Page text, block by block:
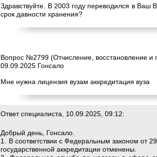
Здравствуйте. В 2003 году переводился в Ваш
срок давности хранения?
Вопрос №2799 (Отчисление, восстановление и
09.09.2025 Гонсало
Мне нужна лицензия вузам аккредитация вуза
Ответ специалиста, 10.09.2025, 09:12:
Добрый день, Гонсало.
1. В соответствии с Федеральным законом от
государственной аккредитации отменены.